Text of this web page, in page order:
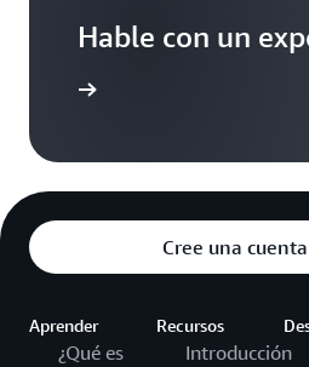
Hable con un
Cree una
Aprender
¿Qué es
Recursos
Introducción